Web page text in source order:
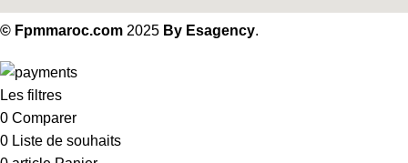
© Fpmmaroc.com 2025 By Esagency.
Les filtres
0 Comparer
0 Liste de souhaits